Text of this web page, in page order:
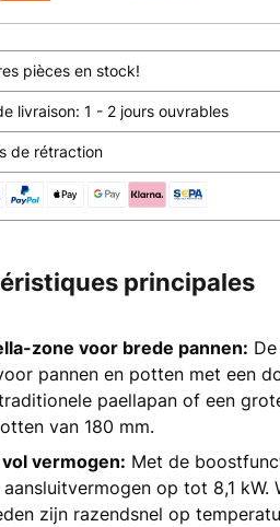
pièces en stock!
livraison: 1 - 2 jours ouvrables
de rétraction
principales
zone voor brede pannen:
pannen en potten met een
paellapan of een
van 180 mm.
vermogen: Met de
op tot 8,1
zijn razendsnel op